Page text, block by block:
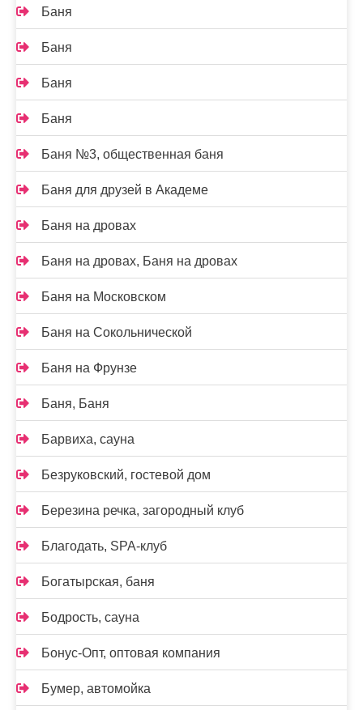
Баня
Баня
Баня
Баня
Баня №3, общественная баня
Баня для друзей в Академе
Баня на дровах
Баня на дровах, Баня на дровах
Баня на Московском
Баня на Сокольнической
Баня на Фрунзе
Баня, Баня
Барвиха, сауна
Безруковский, гостевой дом
Березина речка, загородный клуб
Благодать, SPA-клуб
Богатырская, баня
Бодрость, сауна
Бонус-Опт, оптовая компания
Бумер, автомойка